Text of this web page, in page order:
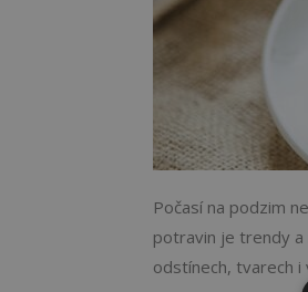
Počasí na podzim
potravin je trendy a
odstínech, tvarech i